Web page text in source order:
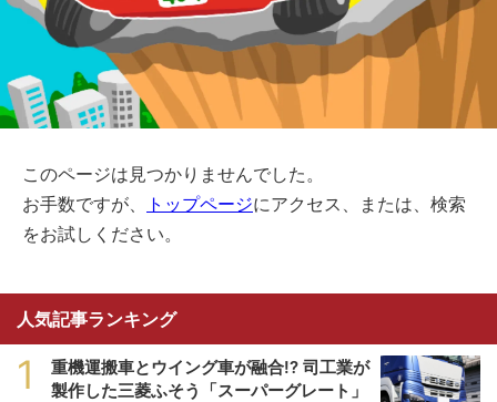
このページは見つかりませんでした。
お手数ですが、
トップページにアクセス、または、検索
をお試しください。
人気記事ランキング
1
重機運搬車とウイング車が融合!? 司工業が
製作した三菱ふそう「スーパーグレート」